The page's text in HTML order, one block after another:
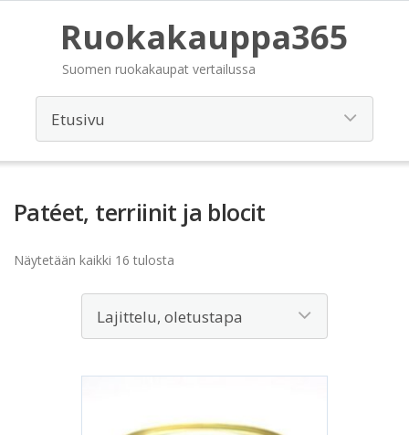
Ruokakauppa365
Suomen ruokakaupat vertailussa
Patéet, terriinit ja blocit
Näytetään kaikki 16 tulosta